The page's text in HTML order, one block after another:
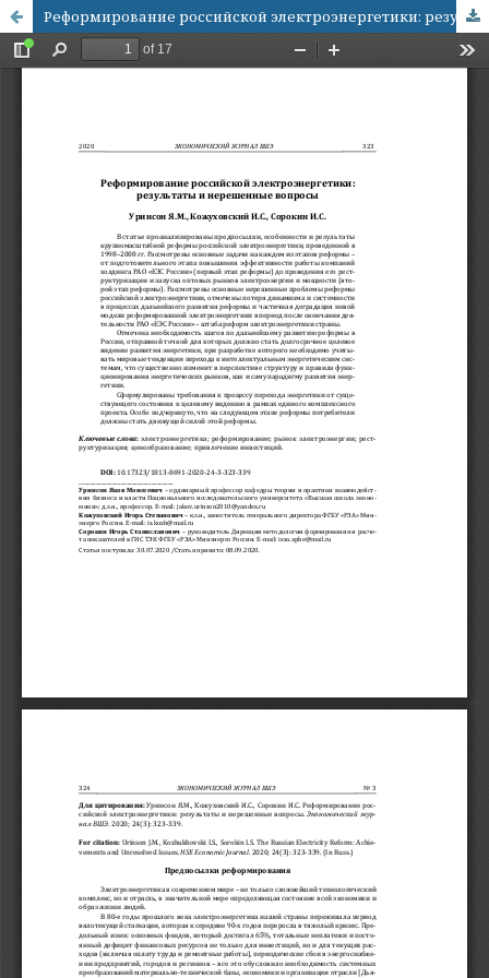
Реформирование российской электроэнергетики: результаты и нерешенные вопросы